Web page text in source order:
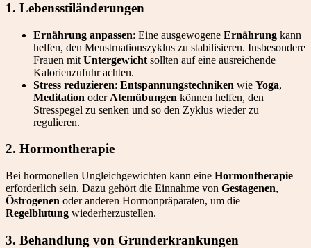
1. Lebensstiländerungen
Ernährung anpassen: Eine ausgewogene Ernährung kann
helfen, den Menstruationszyklus zu stabilisieren. Insbesondere
Frauen mit Untergewicht sollten auf eine ausreichende
Kalorienzufuhr achten.
Stress reduzieren: Entspannungstechniken wie Yoga,
Meditation oder Atemübungen können helfen, den
Stresspegel zu senken und so den Zyklus wieder zu
regulieren.
2. Hormontherapie
Bei hormonellen Ungleichgewichten kann eine Hormontherapie
erforderlich sein. Dazu gehört die Einnahme von Gestagenen,
Östrogenen oder anderen Hormonpräparaten, um die
Regelblutung wiederherzustellen.
3. Behandlung von Grunderkrankungen